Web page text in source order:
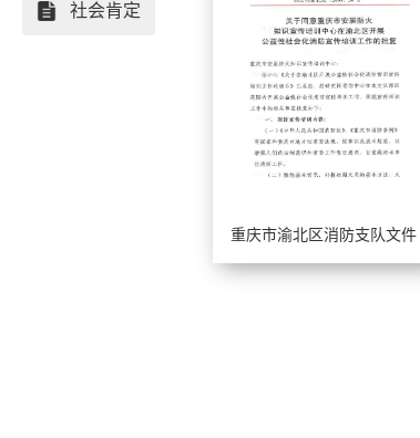
社会肯定
重庆市渝北区消防支队文件
工作年限：